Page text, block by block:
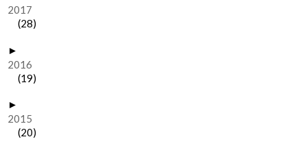
2017
(28)
►
2016
(19)
►
2015
(20)